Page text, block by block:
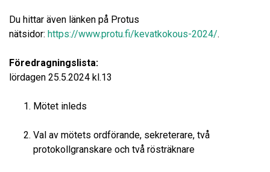
Du hittar även länken på Protus
nätsidor: https://www.protu.fi/kevatkokous-2024/.
Föredragningslista:
lördagen 25.5.2024 kl.13
Mötet inleds
Val av mötets ordförande, sekreterare, två
protokollgranskare och två rösträknare